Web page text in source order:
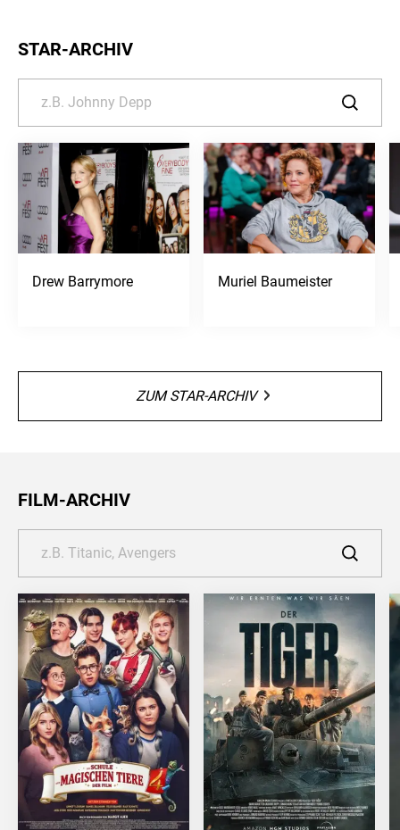
STAR-ARCHIV
Drew Barrymore Muriel Baumeister
ZUM STAR-ARCHIV
FILM-ARCHIV